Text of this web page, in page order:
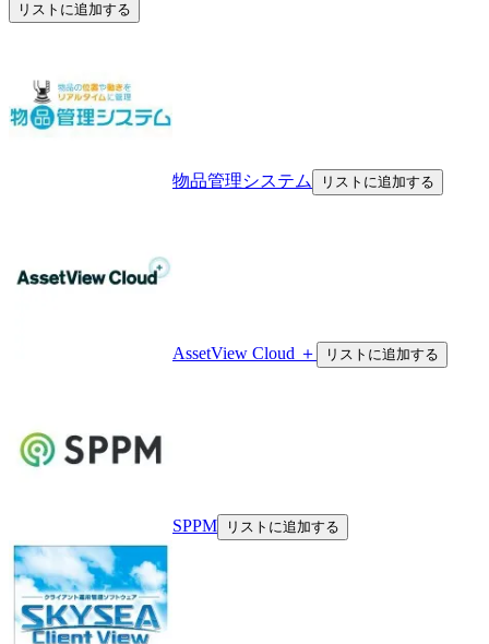
リストに追加する
物品管理システム リストに追加する
AssetView Cloud ＋ リストに追加する
SPPM リストに追加する